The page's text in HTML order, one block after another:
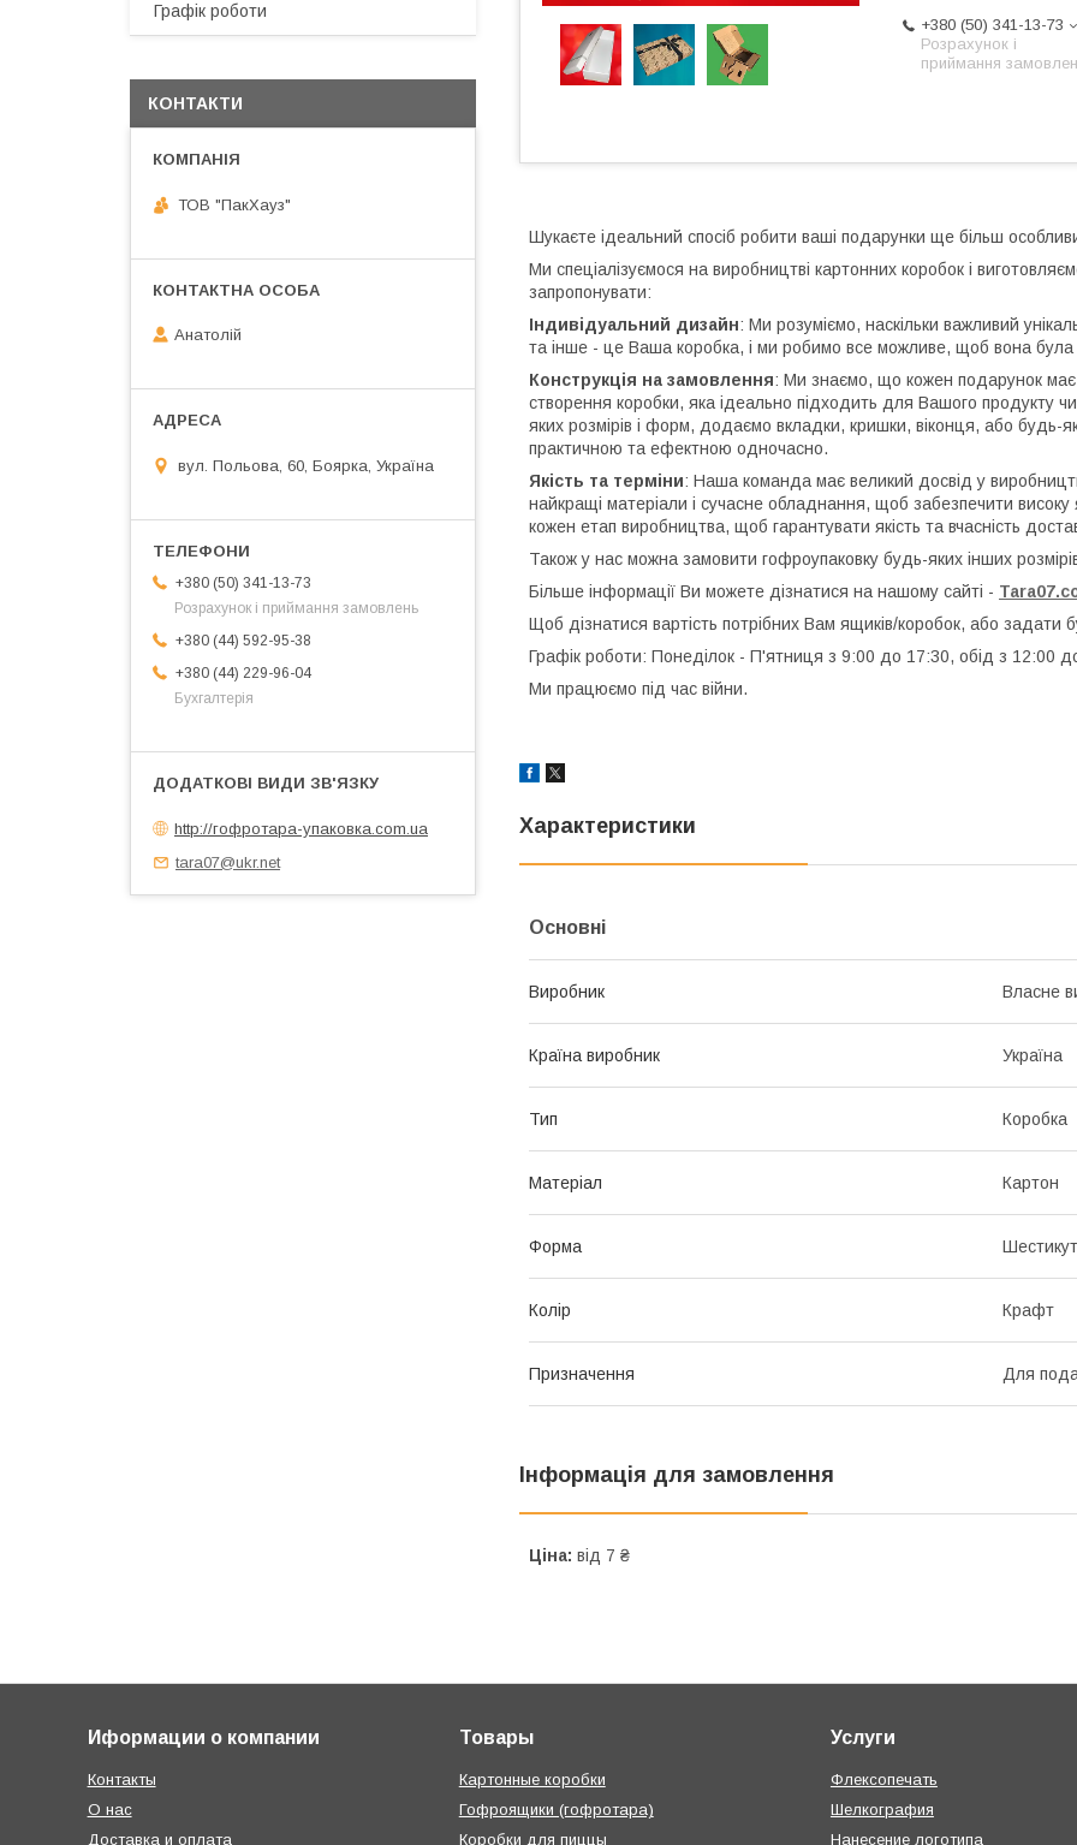
+380 (50) 341-13-73
Розрахунок і
приймання
Шукаєте ідеальний спосіб робити ваші подарунки ще більш
Ми спеціалізуємося на виробництві картонних коробок і
запропонувати:
Індивідуальний дизайн: Ми розуміємо, наскільки важливий
та інше - це Bаша коробка, і ми робимо все можливе, щоб вона
Конструкція на замовлення: Ми знаємо, що кожен подарунок має
створення коробки, яка ідеально підходить для Вашого продукту
яких розмірів і форм, додаємо вкладки, кришки, віконця, або будь-
практичною та ефектною одночасно.
Якість та терміни: Наша команда має великий досвід у
найкращі матеріали і сучасне обладнання, щоб забезпечити
кожен етап виробництва, щоб гарантувати якість та вчасність
Також у нас можна замовити гофроупаковку будь-яких інших
Більше інформації Ви можете дізнатися на нашому сайті -
Щоб дізнатися вартість потрібних Вам ящиків/коробок, або задати
Графік роботи: Понеділок - П'ятниця з 9:00 до 17:30, обід з 12:00
Ми працюємо під час війни.
Характеристики
Основні
Виробник Власне
Країна виробник Україна
Тип Коробка
Матеріал Картон
Форма
Колір Крафт
Призначення Для
Інформація для замовлення
Ціна: від 7 ₴
Графік роботи
КОНТАКТИ
ТОВ "ПакХауз"
Анатолій
вул. Польова, 60, Боярка, Україна
+380 (50) 341-13-73
Розрахунок і приймання замовлень
+380 (44) 592-95-38
+380 (44) 229-96-04
Бухгалтерія
http://гофротара-упаковка.com.ua
tara07@ukr.net
Иформации о компании
Контакты
О нас
Доставка и оплата
Товары
Картонные коробки
Гофроящики (гофротара)
Коробки для пиццы
Услуги
Флексопечать
Шелкография
Нанесение логотипа